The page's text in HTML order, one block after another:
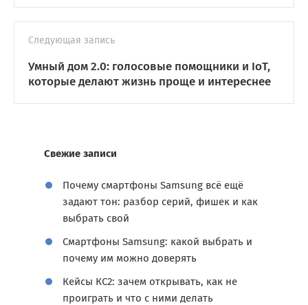
Следующая запись
Умный дом 2.0: голосовые помощники и IoT,
которые делают жизнь проще и интереснее
Свежие записи
Почему смартфоны Samsung всё ещё
задают тон: разбор серий, фишек и как
выбрать свой
Смартфоны Samsung: какой выбрать и
почему им можно доверять
Кейсы КС2: зачем открывать, как не
проиграть и что с ними делать